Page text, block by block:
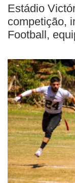
Estádio
competição,
Football,